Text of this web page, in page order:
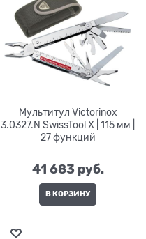
Мультитул Victorinox
3.0327.N SwissTool X | 115 мм |
27 функций
41 683 руб.
В КОРЗИНУ